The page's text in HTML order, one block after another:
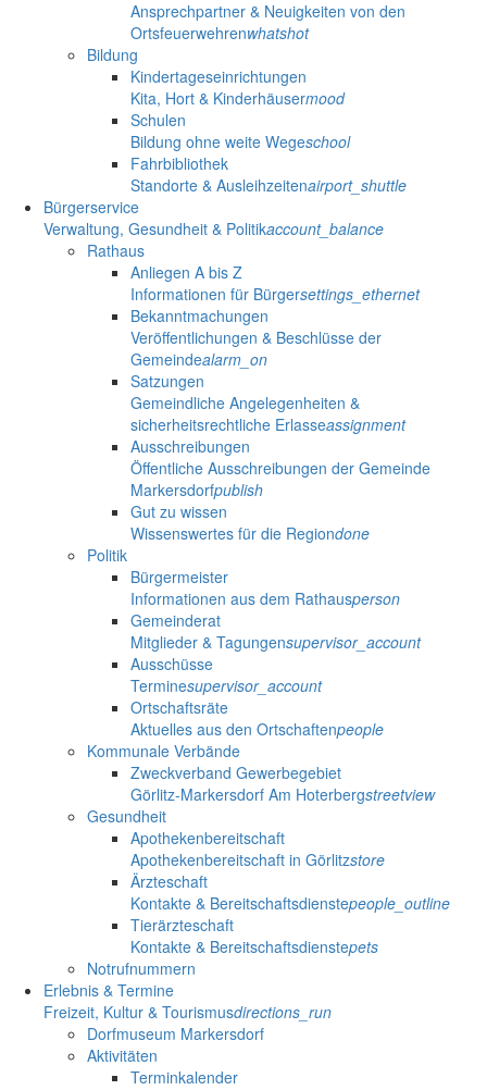
Ansprechpartner & Neuigkeiten von den
Ortsfeuerwehrenwhatshot
Bildung
Kindertageseinrichtungen
Kita, Hort & Kinderhäusermood
Schulen
Bildung ohne weite Wegeschool
Fahrbibliothek
Standorte & Ausleihzeitenairport_shuttle
Bürgerservice
Verwaltung, Gesundheit & Politikaccount_balance
Rathaus
Anliegen A bis Z
Informationen für Bürgersettings_ethernet
Bekanntmachungen
Veröffentlichungen & Beschlüsse der
Gemeindealarm_on
Satzungen
Gemeindliche Angelegenheiten &
sicherheitsrechtliche Erlasseassignment
Ausschreibungen
Öffentliche Ausschreibungen der Gemeinde
Markersdorfpublish
Gut zu wissen
Wissenswertes für die Regiondone
Politik
Bürgermeister
Informationen aus dem Rathausperson
Gemeinderat
Mitglieder & Tagungensupervisor_account
Ausschüsse
Terminesupervisor_account
Ortschaftsräte
Aktuelles aus den Ortschaftenpeople
Kommunale Verbände
Zweckverband Gewerbegebiet
Görlitz-Markersdorf Am Hoterbergstreetview
Gesundheit
Apothekenbereitschaft
Apothekenbereitschaft in Görlitzstore
Ärzteschaft
Kontakte & Bereitschaftsdienstepeople_outline
Tierärzteschaft
Kontakte & Bereitschaftsdienstepets
Notrufnummern
Erlebnis & Termine
Freizeit, Kultur & Tourismusdirections_run
Dorfmuseum Markersdorf
Aktivitäten
Terminkalender